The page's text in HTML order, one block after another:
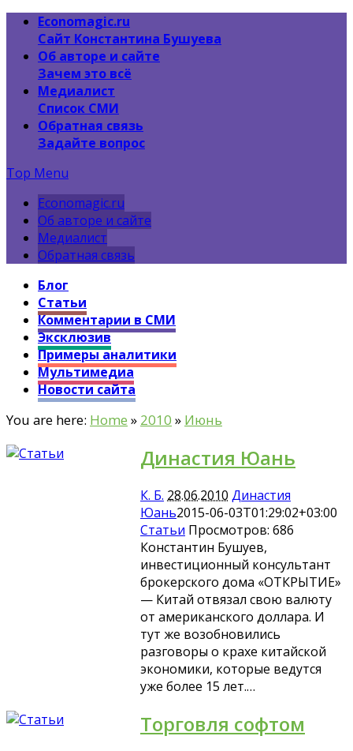
Economagic.ru
Сайт Константина Бушуева
Об авторе и сайте
Зачем это всё
Медиалист
Список СМИ
Обратная связь
Задайте вопрос
Top Menu
Economagic.ru
Об авторе и сайте
Медиалист
Обратная связь
Блог
Статьи
Комментарии в СМИ
Эксклюзив
Примеры аналитики
Мультимедиа
Новости сайта
You are here: Home » 2010 » Июнь
Династия Юань
К. Б. 28.06.2010 Династия
Юань2015-06-03T01:29:02+03:00
Статьи Просмотров: 686
Константин Бушуев,
инвестиционный консультант
брокерского дома «ОТКРЫТИЕ»
— Китай отвязал свою валюту
от американского доллара. И
тут же возобновились
разговоры о крахе китайской
экономики, которые ведутся
уже более 15 лет.…
Торговля софтом